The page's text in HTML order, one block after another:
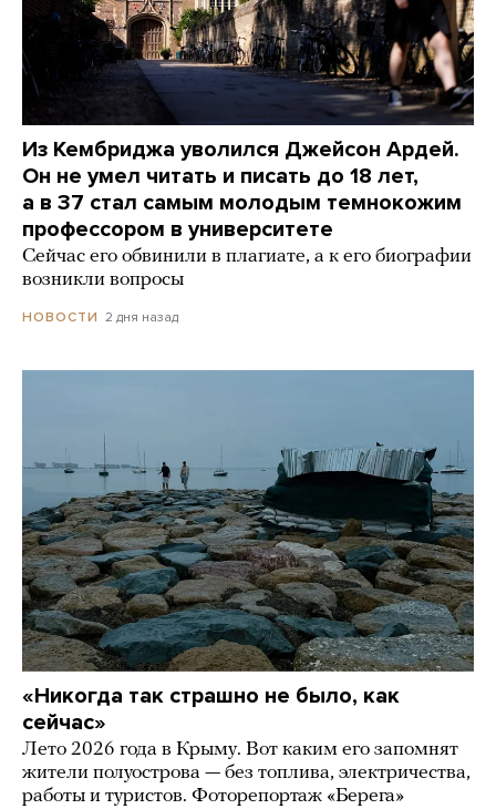
Из Кембриджа уволился Джейсон Ардей.
Он не умел читать и писать до 18 лет,
а в 37 стал самым молодым темнокожим
профессором в университете
Сейчас его обвинили в плагиате, а к его биографии
возникли вопросы
НОВОСТИ 2 дня назад
«Никогда так страшно не было, как
сейчас»
Лето 2026 года в Крыму. Вот каким его запомнят
жители полуострова — без топлива, электричества,
работы и туристов. Фоторепортаж «Берега»